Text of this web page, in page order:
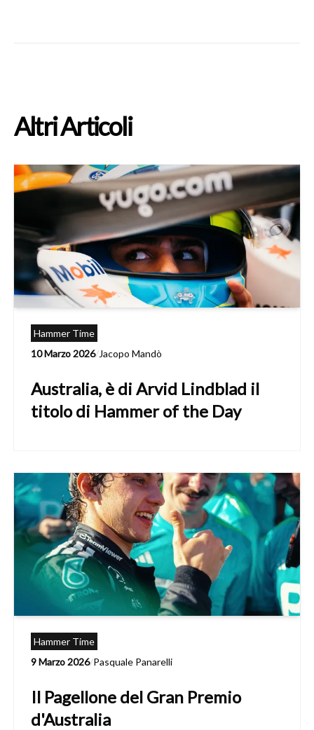
Altri Articoli
Hammer Time
10 Marzo 2026/Jacopo Mandò
Australia, è di Arvid Lindblad il
titolo di Hammer of the Day
Hammer Time
9 Marzo 2026/Pasquale Panarelli
Il Pagellone del Gran Premio
d'Australia